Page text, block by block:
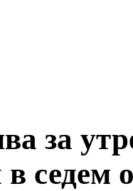
за
седем